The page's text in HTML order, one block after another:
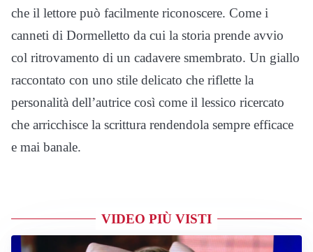
che il lettore può facilmente riconoscere. Come i
canneti di Dormelletto da cui la storia prende avvio
col ritrovamento di un cadavere smembrato. Un giallo
raccontato con uno stile delicato che riflette la
personalità dell’autrice così come il lessico ricercato
che arricchisce la scrittura rendendola sempre efficace
e mai banale.
VIDEO PIÙ VISTI